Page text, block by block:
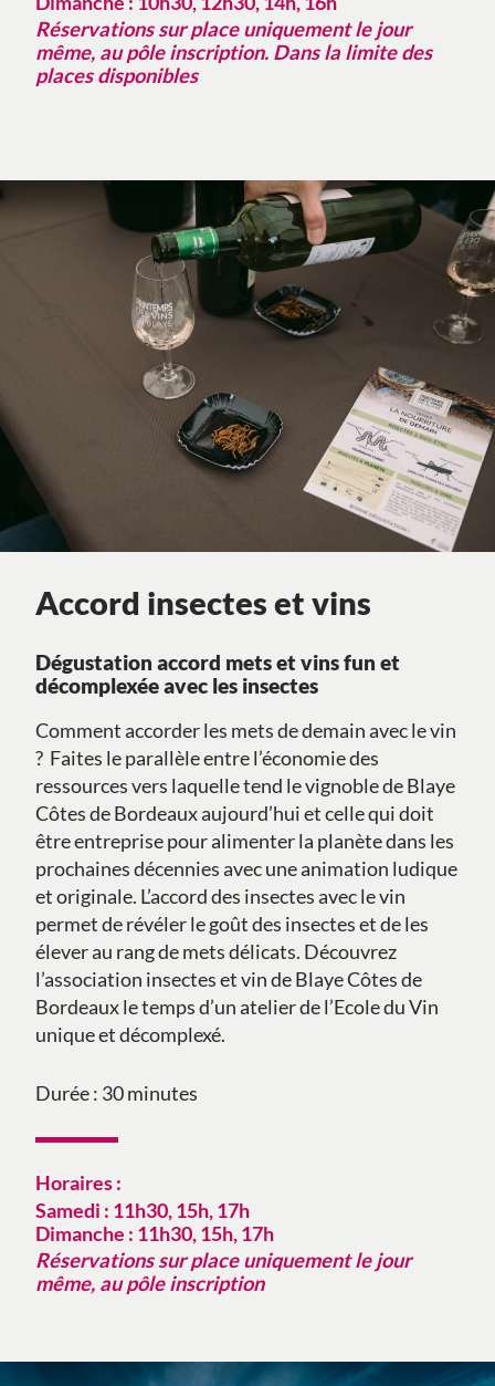
Réservations sur place uniquement le jour
même, au pôle inscription. Dans la limite des
places disponibles
Accord insectes et vins
Dégustation accord mets et vins fun et
décomplexée avec les insectes
Comment accorder les mets de demain avec le vin
? Faites le parallèle entre l’économie des
ressources vers laquelle tend le vignoble de Blaye
Côtes de Bordeaux aujourd’hui et celle qui doit
être entreprise pour alimenter la planète dans les
prochaines décennies avec une animation ludique
et originale. L’accord des insectes avec le vin
permet de révéler le goût des insectes et de les
élever au rang de mets délicats. Découvrez
l’association insectes et vin de Blaye Côtes de
Bordeaux le temps d’un atelier de l’Ecole du Vin
unique et décomplexé.
Durée : 30 minutes
Horaires :
Samedi : 11h30, 15h, 17h
Dimanche : 11h30, 15h, 17h
Réservations sur place uniquement le jour
même, au pôle inscription